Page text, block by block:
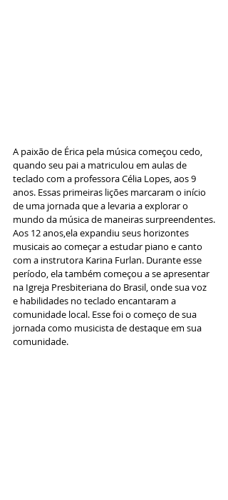
A paixão de Érica pela música começou cedo,
quando seu pai a matriculou em aulas de
teclado com a professora Célia Lopes, aos 9
anos. Essas primeiras lições marcaram o início
de uma jornada que a levaria a explorar o
mundo da música de maneiras surpreendentes.
Aos 12 anos,ela expandiu seus horizontes
musicais ao começar a estudar piano e canto
com a instrutora Karina Furlan. Durante esse
período, ela também começou a se apresentar
na Igreja Presbiteriana do Brasil, onde sua voz
e habilidades no teclado encantaram a
comunidade local. Esse foi o começo de sua
jornada como musicista de destaque em sua
comunidade.